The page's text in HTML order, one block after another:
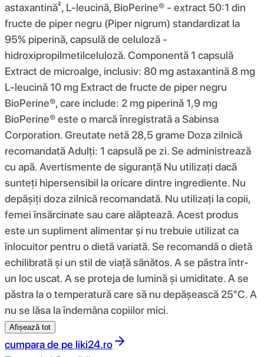
astaxantină², L-leucină, BioPerine® - extract 50:1 din
fructe de piper negru (Piper nigrum) standardizat la
95% piperină, capsulă de celuloză -
hidroxipropilmetilceluloză. Componentă 1 capsulă
Extract de microalge, inclusiv: 80 mg astaxantină 8 mg
L-leucină 10 mg Extract de fructe de piper negru
BioPerine®, care include: 2 mg piperină 1,9 mg
BioPerine® este o marcă înregistrată a Sabinsa
Corporation. Greutate netă 28,5 grame Doza zilnică
recomandată Adulți: 1 capsulă pe zi. Se administrează
cu apă. Avertismente de siguranță Nu utilizați dacă
sunteți hipersensibil la oricare dintre ingrediente. Nu
depășiți doza zilnică recomandată. Nu utilizați la copii,
femei însărcinate sau care alăptează. Acest produs
este un supliment alimentar și nu trebuie utilizat ca
înlocuitor pentru o dietă variată. Se recomandă o dietă
echilibrată și un stil de viață sănătos. A se păstra într-
un loc uscat. A se proteja de lumină și umiditate. A se
păstra la o temperatură care să nu depășească 25°C. A
nu se lăsa la îndemâna copiilor mici.
Afișează tot
cumpara de pe liki24.ro